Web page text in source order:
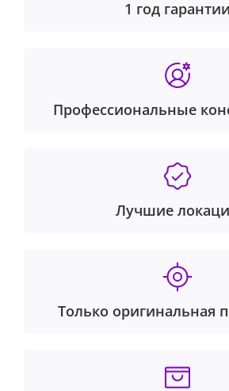
1 год гарантии
Профессиональные
Лучшие
Только оригинальная